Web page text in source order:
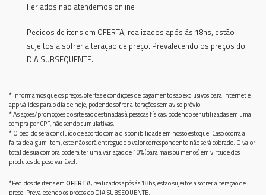
Feriados não atendemos online
Pedidos de itens em OFERTA, realizados após ás 18hs, estão
sujeitos a sofrer alteração de preço. Prevalecendo os preços do
DIA SUBSEQUENTE.
* Informamos que os preços, ofertas e condições de pagamento são exclusivos para internet e
app válidos para o dia de hoje, podendo sofrer alterações sem aviso prévio.
* As ações/promoções do site são destinadas à pessoas físicas, podendo ser utilizadas em uma
compra por CPF, não sendo cumulativas.
* O pedido será concluído de acordo com a disponibilidade em nosso estoque. Caso ocorra a
falta de algum item, este não será entregue e o valor correspondente não será cobrado. O valor
total de sua compra poderá ter uma variação de 10% (para mais ou menos) em virtude dos
produtos de peso variável.
*Pedidos de itens emOFERTA, realizados após ás 18hs, estão sujeitos a sofrer alteração de
preço. Prevalecendo os preços do DIA SUBSEQUENTE.